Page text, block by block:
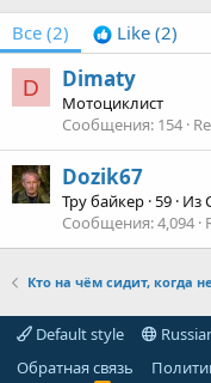
Все (2) Like (2)
D Dimaty
Мотоциклист
Сообщения 154
Dozik67
Тру байкер ·59 · Из
Сообщения 4,094
Кто на чём сидит, когда
Default style
Обратная связь